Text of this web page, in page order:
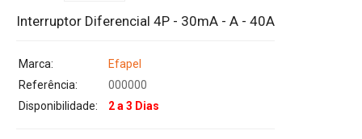
Interruptor Diferencial 4P - 30mA - A - 40A
Marca:
Efapel
Referência:
000000
Disponibilidade:
2 a 3 Dias